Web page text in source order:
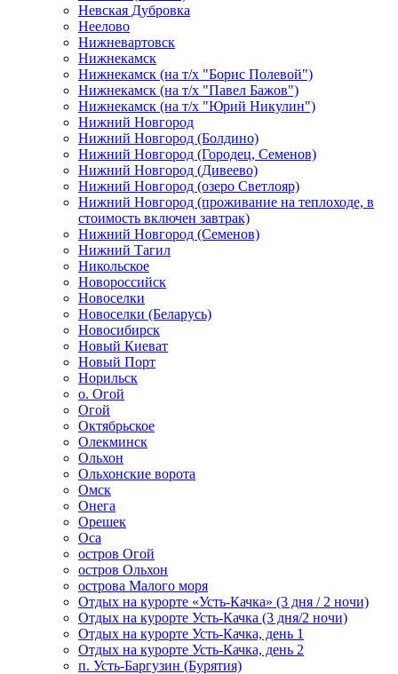
Невская Дубровка
Неелово
Нижневартовск
Нижнекамск
Нижнекамск (на т/х "Борис Полевой")
Нижнекамск (на т/х "Павел Бажов")
Нижнекамск (на т/х "Юрий Никулин")
Нижний Новгород
Нижний Новгород (Болдино)
Нижний Новгород (Городец, Семенов)
Нижний Новгород (Дивеево)
Нижний Новгород (озеро Светлояр)
Нижний Новгород (проживание на теплоходе, в
стоимость включен завтрак)
Нижний Новгород (Семенов)
Нижний Тагил
Никольское
Новороссийск
Новоселки
Новоселки (Беларусь)
Новосибирск
Новый Киеват
Новый Порт
Норильск
о. Огой
Огой
Октябрьское
Олекминск
Ольхон
Ольхонские ворота
Омск
Онега
Орешек
Оса
остров Огой
остров Ольхон
острова Малого моря
Отдых на курорте «Усть-Качка» (3 дня / 2 ночи)
Отдых на курорте Усть-Качка (3 дня/2 ночи)
Отдых на курорте Усть-Качка, день 1
Отдых на курорте Усть-Качка, день 2
п. Усть-Баргузин (Бурятия)